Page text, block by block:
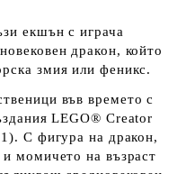
екшън с играча
дракон, който
змия или феникс.
във времето с
LEGO® Creator
С фигура на дракон,
момичето на възраст